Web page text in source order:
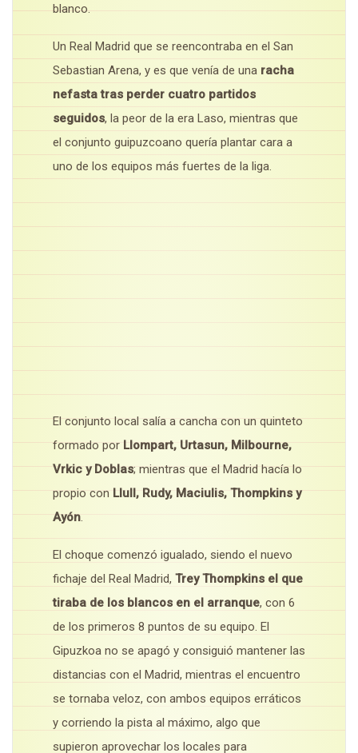
blanco.
Un Real Madrid que se reencontraba en el San
Sebastian Arena, y es que venía de una racha
nefasta tras perder cuatro partidos
seguidos, la peor de la era Laso, mientras que
el conjunto guipuzcoano quería plantar cara a
uno de los equipos más fuertes de la liga.
El conjunto local salía a cancha con un quinteto
formado por Llompart, Urtasun, Milbourne,
Vrkic y Doblas; mientras que el Madrid hacía lo
propio con Llull, Rudy, Maciulis, Thompkins y
Ayón.
El choque comenzó igualado, siendo el nuevo
fichaje del Real Madrid, Trey Thompkins el que
tiraba de los blancos en el arranque, con 6
de los primeros 8 puntos de su equipo. El
Gipuzkoa no se apagó y consiguió mantener las
distancias con el Madrid, mientras el encuentro
se tornaba veloz, con ambos equipos erráticos
y corriendo la pista al máximo, algo que
supieron aprovechar los locales para